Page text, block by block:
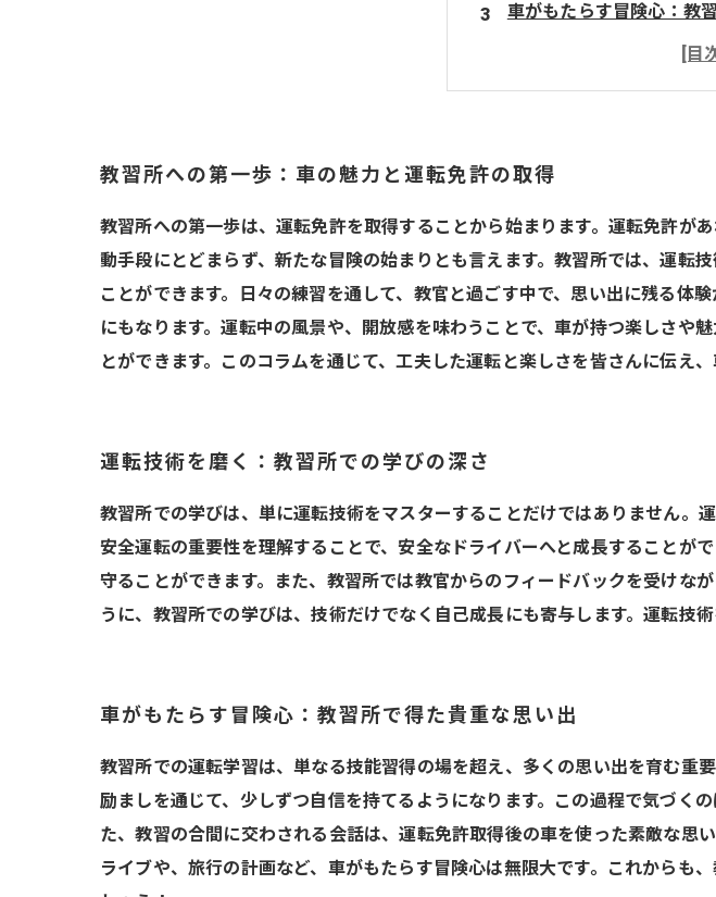
車がもたらす冒険心：教
自動車ライフの楽しみ方
初心者からベテランまで
教習所への第一歩：車の魅力と運転免許の取得
教習所への第一歩は、運転免許を取得することから始まります。運転免許が
動手段にとどまらず、新たな冒険の始まりとも言えます。教習所では、運転
ことができます。日々の練習を通して、教官と過ごす中で、思い出に残る体
にもなります。運転中の風景や、開放感を味わうことで、車が持つ楽しさや
とができます。このコラムを通じて、工夫した運転と楽しさを皆さんに伝え
運転技術を磨く：教習所での学びの深さ
教習所での学びは、単に運転技術をマスターすることだけではありません。
安全運転の重要性を理解することで、安全なドライバーへと成長することが
守ることができます。また、教習所では教官からのフィードバックを受けな
うに、教習所での学びは、技術だけでなく自己成長にも寄与します。運転技
車がもたらす冒険心：教習所で得た貴重な思い出
教習所での運転学習は、単なる技能習得の場を超え、多くの思い出を育む重
励ましを通じて、少しずつ自信を持てるようになります。この過程で気づく
た、教習の合間に交わされる会話は、運転免許取得後の車を使った素敵な思
ライブや、旅行の計画など、車がもたらす冒険心は無限大です。これからも